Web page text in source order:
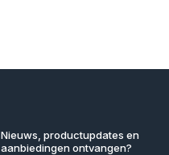
Nieuws, productupdates en
aanbiedingen ontvangen?